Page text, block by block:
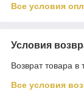
Все условия
Условия
Возврат товара в
Все условия